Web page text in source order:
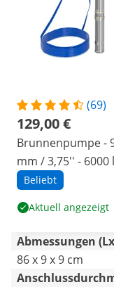
(69)
129,00 €
Brunnenpumpe -
mm / 3,75'' - 6000
- 750 W - 20 m Kabel
Edelstahl
Beliebt
Aktuell angezeigt
Abmessungen
86 x 9 x 9 cm